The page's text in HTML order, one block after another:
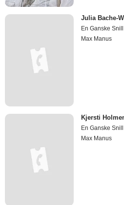
Julia Bache-
En Ganske
Max Manus
Kjersti
En Ganske
Max Manus